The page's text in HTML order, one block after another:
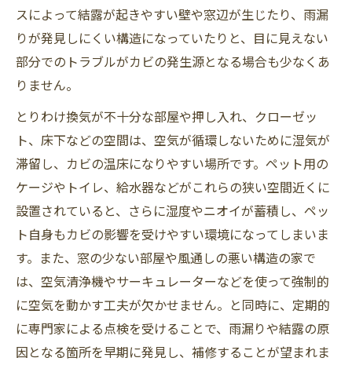
スによって結露が起きやすい壁や窓辺が生じたり、雨漏
りが発見しにくい構造になっていたりと、目に見えない
部分でのトラブルがカビの発生源となる場合も少なくあ
りません。
とりわけ換気が不十分な部屋や押し入れ、クローゼッ
ト、床下などの空間は、空気が循環しないために湿気が
滞留し、カビの温床になりやすい場所です。ペット用の
ケージやトイレ、給水器などがこれらの狭い空間近くに
設置されていると、さらに湿度やニオイが蓄積し、ペッ
ト自身もカビの影響を受けやすい環境になってしまいま
す。また、窓の少ない部屋や風通しの悪い構造の家で
は、空気清浄機やサーキュレーターなどを使って強制的
に空気を動かす工夫が欠かせません。と同時に、定期的
に専門家による点検を受けることで、雨漏りや結露の原
因となる箇所を早期に発見し、補修することが望まれま